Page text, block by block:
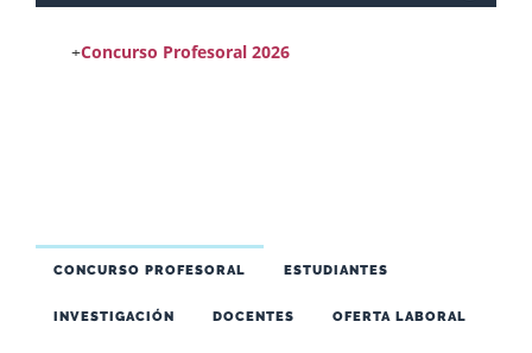
+Concurso Profesoral 2026
CONCURSO PROFESORAL ESTUDIANTES
INVESTIGACIÓN DOCENTES OFERTA LABORAL